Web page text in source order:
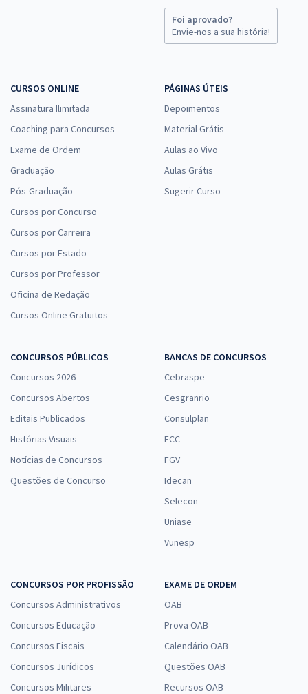
Foi aprovado?
Envie-nos a sua história!
CURSOS ONLINE
Assinatura Ilimitada
Coaching para Concursos
Exame de Ordem
Graduação
Pós-Graduação
Cursos por Concurso
Cursos por Carreira
Cursos por Estado
Cursos por Professor
Oficina de Redação
Cursos Online Gratuitos
PÁGINAS ÚTEIS
Depoimentos
Material Grátis
Aulas ao Vivo
Aulas Grátis
Sugerir Curso
CONCURSOS PÚBLICOS
Concursos 2026
Concursos Abertos
Editais Publicados
Histórias Visuais
Notícias de Concursos
Questões de Concurso
BANCAS DE CONCURSOS
Cebraspe
Cesgranrio
Consulplan
FCC
FGV
Idecan
Selecon
Uniase
Vunesp
CONCURSOS POR PROFISSÃO
Concursos Administrativos
Concursos Educação
Concursos Fiscais
Concursos Jurídicos
Concursos Militares
EXAME DE ORDEM
OAB
Prova OAB
Calendário OAB
Questões OAB
Recursos OAB